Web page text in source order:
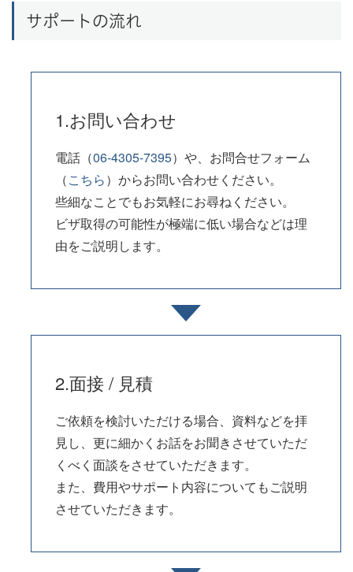
サポートの流れ
1.お問い合わせ
電話（06-4305-7395）や、お問合せフォーム
（こちら）からお問い合わせください。
些細なことでもお気軽にお尋ねください。
ビザ取得の可能性が極端に低い場合などは理
由をご説明します。
2.面接 / 見積
ご依頼を検討いただける場合、資料などを拝
見し、更に細かくお話をお聞きさせていただ
くべく面談をさせていただきます。
また、費用やサポート内容についてもご説明
させていただきます。